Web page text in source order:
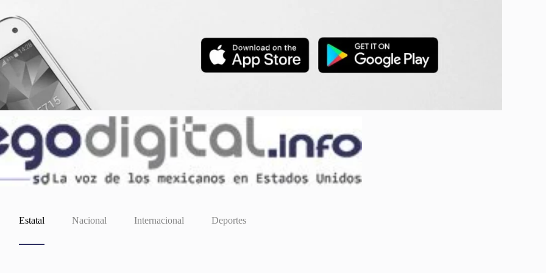
Estatal Nacional Internacional Deportes